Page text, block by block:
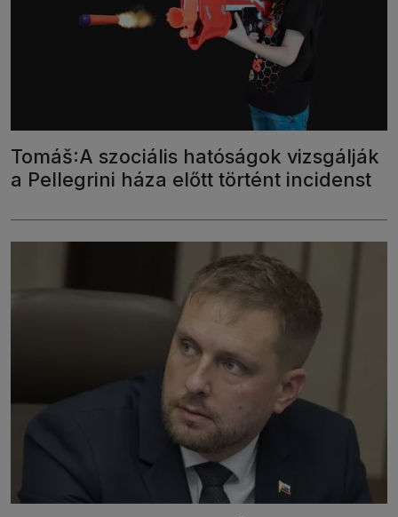
Tomáš:A szociális hatóságok vizsgálják
a Pellegrini háza előtt történt incidenst